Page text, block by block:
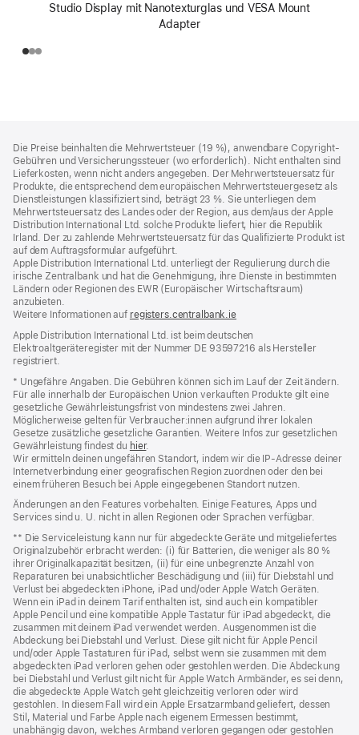
Studio Display mit Nanotexturglas und VESA Mount
Adapter
Die Preise beinhalten die Mehrwertsteuer (19 %), anwendbare Copyright-
Gebühren und Versicherungssteuer (wo erforderlich). Nicht enthalten sind
Lieferkosten, wenn nicht anders angegeben. Der Mehrwertsteuersatz für
Produkte, die entsprechend dem europäischen Mehrwertsteuergesetz als
Dienstleistungen klassifiziert sind, beträgt 23 %. Sie unterliegen dem
Mehrwertsteuersatz des Landes oder der Region, aus dem/aus der Apple
Distribution International Ltd. solche Produkte liefert, hier die Republik
Irland. Der zu zahlende Mehrwertsteuersatz für das Qualifizierte Produkt ist
auf dem Auftragsformular aufgeführt.
Apple Distribution International Ltd. unterliegt der Regulierung durch die
irische Zentralbank und hat die Genehmigung, ihre Dienste in bestimmten
Ländern oder Regionen des EWR (Europäischer Wirtschaftsraum)
anzubieten.
Weitere Informationen auf registers.centralbank.ie
Apple Distribution International Ltd. ist beim deutschen
Elektroaltgeräteregister mit der Nummer DE 93597216 als Hersteller
registriert.
* Ungefähre Angaben. Die Gebühren können sich im Lauf der Zeit ändern.
Für alle innerhalb der Europäischen Union verkauften Produkte gilt eine
gesetzliche Gewährleistungsfrist von mindestens zwei Jahren.
Möglicherweise gelten für Verbraucher:innen aufgrund ihrer lokalen
Gesetze zusätzliche gesetzliche Garantien. Weitere Infos zur gesetzlichen
Gewährleistung findest du hier.
Wir ermitteln deinen ungefähren Standort, indem wir die IP‑Adresse deiner
Internetverbindung einer geografischen Region zuordnen oder den bei
einem früheren Besuch bei Apple eingegebenen Standort nutzen.
Änderungen an den Features vorbehalten. Einige Features, Apps und
Services sind u. U. nicht in allen Regionen oder Sprachen verfügbar.
** Die Serviceleistung kann nur für abgedeckte Geräte und mitgeliefertes
Originalzubehör erbracht werden: (i) für Batterien, die weniger als 80 %
ihrer Originalkapazität besitzen, (ii) für eine unbegrenzte Anzahl von
Reparaturen bei unabsichtlicher Beschädigung und (iii) für Diebstahl und
Verlust bei abgedeckten iPhone, iPad und/oder Apple Watch Geräten.
Wenn ein iPad in deinem Tarif enthalten ist, sind auch ein kompatibler
Apple Pencil und eine kompatible Apple Tastatur für iPad abgedeckt, die
zusammen mit deinem iPad verwendet werden. Ausgenommen ist die
Abdeckung bei Diebstahl und Verlust. Diese gilt nicht für Apple Pencil
und/oder Apple Tastaturen für iPad, selbst wenn sie zusammen mit dem
abgedeckten iPad verloren gehen oder gestohlen werden. Die Abdeckung
bei Diebstahl und Verlust gilt nicht für Apple Watch Armbänder, es sei denn,
die abgedeckte Apple Watch geht gleichzeitig verloren oder wird
gestohlen. In diesem Fall wird ein Apple Ersatzarmband geliefert, dessen
Stil, Material und Farbe Apple nach eigenem Ermessen bestimmt,
unabhängig davon, welches Armband verloren gegangen oder gestohlen